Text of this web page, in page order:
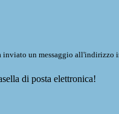
inviato un messaggio all'indirizzo
di posta elettronica!